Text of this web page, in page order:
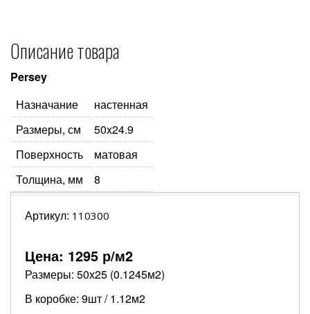
Описание товара
Persey
Назначание
настенная
Размеры, см
50x24.9
Поверхность
матовая
Толщина, мм
8
Артикул: 110300
Цена: 1295 р/м2
Размеры: 50х25 (0.1245м2)
В коробке: 9шт / 1.12м2